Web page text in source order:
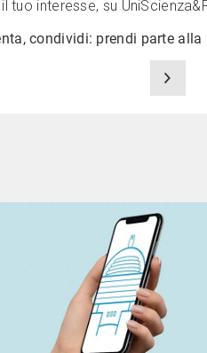
tuo interesse, su
condividi: prendi parte